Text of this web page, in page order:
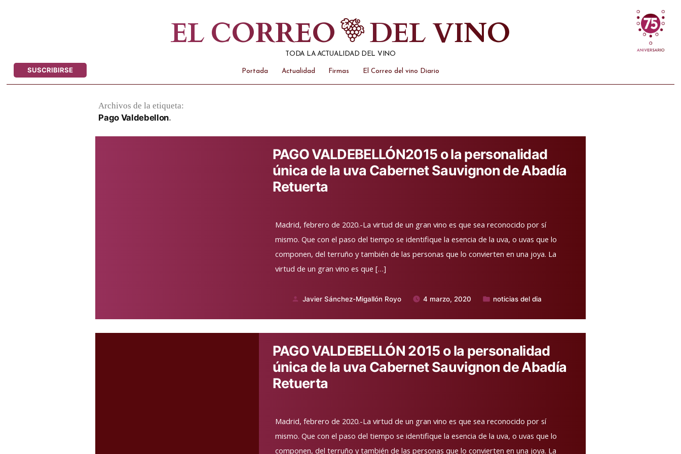
EL CORREO DEL VINO
TODA LA ACTUALIDAD DEL VINO
SUSCRIBIRSE Portada Actualidad Firmas El Correo del vino Diario
Archivos de la etiqueta:
Pago Valdebellon
PAGO VALDEBELLÓN2015 o la personalidad
única de la uva Cabernet Sauvignon de Abadía
Retuerta
Madrid, febrero de 2020.-La virtud de un gran vino es que sea reconocido por sí
mismo. Que con el paso del tiempo se identifique la esencia de la uva, o uvas que lo
componen, del terruño y también de las personas que lo convierten en una joya. La
virtud de un gran vino es que […]
Publicado
Javier Sánchez-Migallón Royo 4 marzo, 2020
Publicado
noticias del dia
PAGO VALDEBELLÓN 2015 o la personalidad
única de la uva Cabernet Sauvignon de Abadía
Retuerta
Madrid, febrero de 2020.-La virtud de un gran vino es que sea reconocido por sí
mismo. Que con el paso del tiempo se identifique la esencia de la uva, o uvas que lo
componen, del terruño y también de las personas que lo convierten en una joya. La